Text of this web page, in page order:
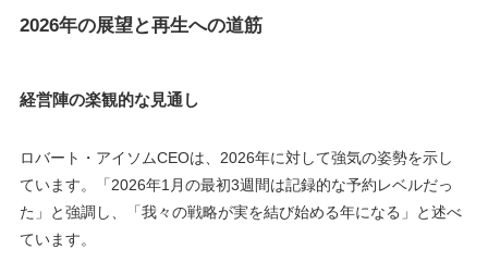
2026年の展望と再生への道筋
経営陣の楽観的な見通し
ロバート・アイソムCEOは、2026年に対して強気の姿勢を示し
ています。「2026年1月の最初3週間は記録的な予約レベルだっ
た」と強調し、「我々の戦略が実を結び始める年になる」と述べ
ています。